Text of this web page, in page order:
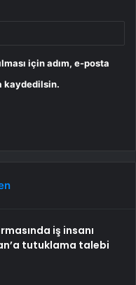
için adım, e-posta
kaydedilsin.
iş insanı
tutuklama talebi